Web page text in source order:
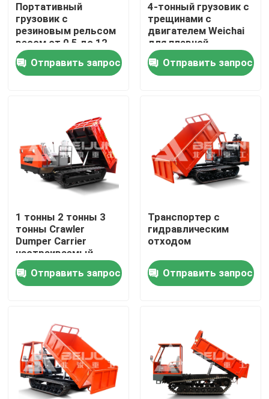
Дома
Контакты
Продукция
Подземный самосвал
Тележка подземной разработки
Дюмперный грузовик
Подъем ножницы на колесе
Портативный
грузовик с
резиновым рельсом
весом от 0,5 до 12
тонн
Отправить запрос
4-тонный грузовик с
трещинами с
двигателем Weichai
для плавной
транспортировки
материалов
Отправить запрос
1 тонны 2 тонны 3
тонны Crawler
Dumper Carrier
настраиваемый
портативный дизель
для продажи
Отправить запрос
Транспортер с
гидравлическим
отходом
Отправить запрос